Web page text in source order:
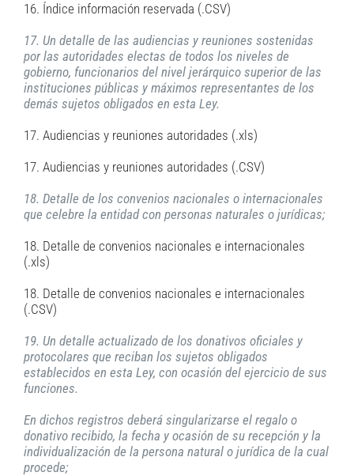
16. Índice información reservada (.CSV)
17. Un detalle de las audiencias y reuniones sostenidas
por las autoridades electas de todos los niveles de
gobierno, funcionarios del nivel jerárquico superior de las
instituciones públicas y máximos representantes de los
demás sujetos obligados en esta Ley.
17. Audiencias y reuniones autoridades (.xls)
17. Audiencias y reuniones autoridades (.CSV)
18. Detalle de los convenios nacionales o internacionales
que celebre la entidad con personas naturales o jurídicas;
18. Detalle de convenios nacionales e internacionales
(.xls)
18. Detalle de convenios nacionales e internacionales
(.CSV)
19. Un detalle actualizado de los donativos oficiales y
protocolares que reciban los sujetos obligados
establecidos en esta Ley, con ocasión del ejercicio de sus
funciones.
En dichos registros deberá singularizarse el regalo o
donativo recibido, la fecha y ocasión de su recepción y la
individualización de la persona natural o jurídica de la cual
procede;